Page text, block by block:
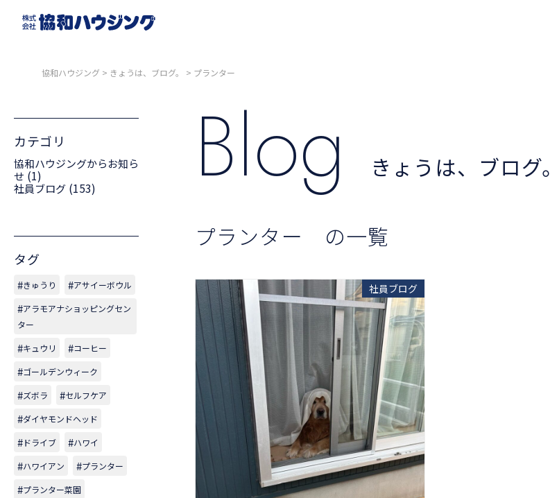
協和ハウジング > きょうは、ブログ。 > プランター
Blog きょうは、ブログ。
プランター の一覧
社員ブログ
カテゴリ
協和ハウジングからお知ら
せ (1)
社員ブログ (153)
タグ
きゅうり
アサイーボウル
アラモアナショッピングセン
ター
キュウリ
コーヒー
ゴールデンウィーク
ズボラ
セルフケア
ダイヤモンドヘッド
ドライブ
ハワイ
ハワイアン
プランター
プランター菜園